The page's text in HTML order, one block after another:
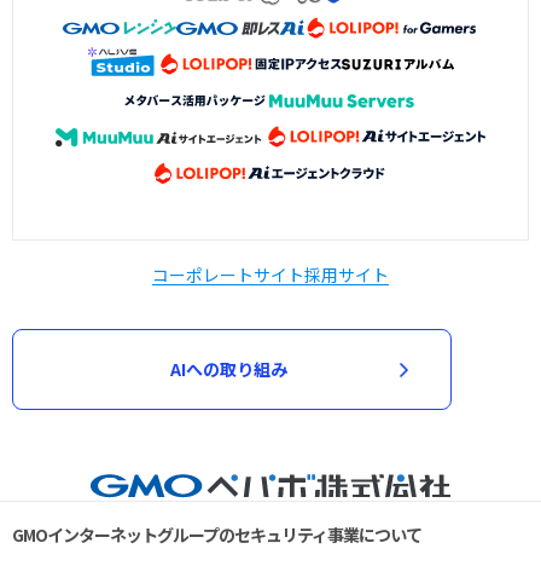
コーポレートサイト採用サイト
AIへの取り組み
GMOインターネットグループのセキュリティ事業について